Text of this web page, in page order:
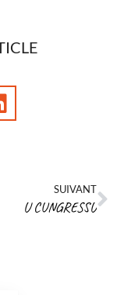
SUIVANT
U CUNGRESSU